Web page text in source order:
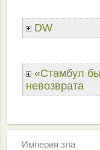
DW
«Стамбул
невозврата
Империя зла